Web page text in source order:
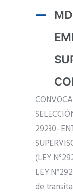
29230-
(LEY
LEY
de